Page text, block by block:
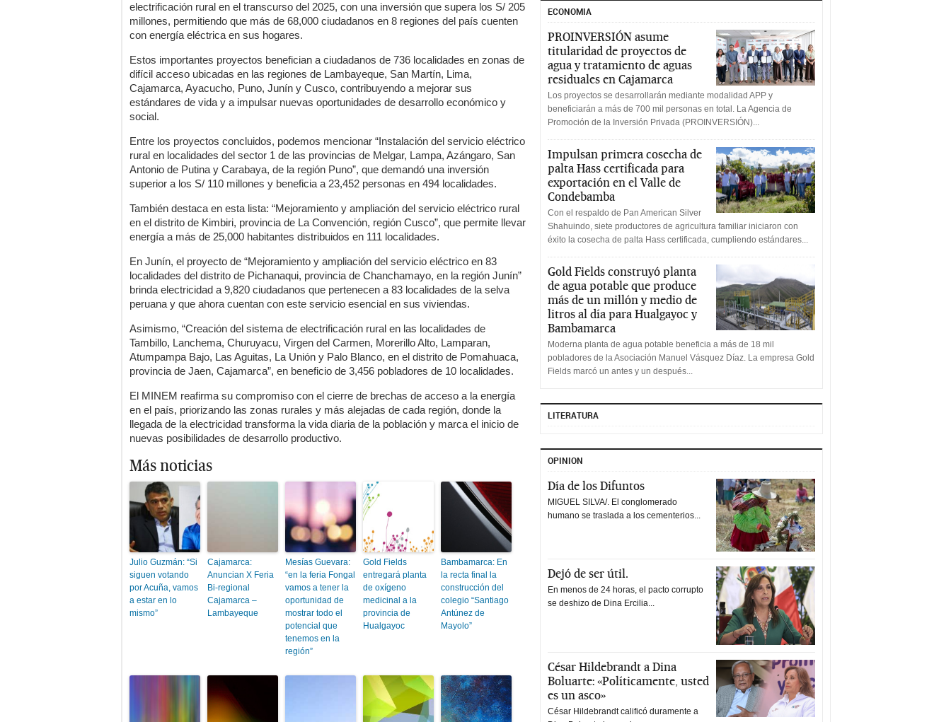
electrificación rural en el transcurso del 2025, con una inversión que supera los S/ 205
millones, permitiendo que más de 68,000 ciudadanos en 8 regiones del país cuenten
con energía eléctrica en sus hogares.
Estos importantes proyectos benefician a ciudadanos de 736 localidades en zonas de
difícil acceso ubicadas en las regiones de Lambayeque, San Martín, Lima,
Cajamarca, Ayacucho, Puno, Junín y Cusco, contribuyendo a mejorar sus
estándares de vida y a impulsar nuevas oportunidades de desarrollo económico y
social.
Entre los proyectos concluidos, podemos mencionar “Instalación del servicio eléctrico
rural en localidades del sector 1 de las provincias de Melgar, Lampa, Azángaro, San
Antonio de Putina y Carabaya, de la región Puno”, que demandó una inversión
superior a los S/ 110 millones y beneficia a 23,452 personas en 494 localidades.
También destaca en esta lista: “Mejoramiento y ampliación del servicio eléctrico rural
en el distrito de Kimbiri, provincia de La Convención, región Cusco”, que permite llevar
energía a más de 25,000 habitantes distribuidos en 111 localidades.
En Junín, el proyecto de “Mejoramiento y ampliación del servicio eléctrico en 83
localidades del distrito de Pichanaqui, provincia de Chanchamayo, en la región Junín”
brinda electricidad a 9,820 ciudadanos que pertenecen a 83 localidades de la selva
peruana y que ahora cuentan con este servicio esencial en sus viviendas.
Asimismo, “Creación del sistema de electrificación rural en las localidades de
Tambillo, Lanchema, Churuyacu, Virgen del Carmen, Morerillo Alto, Lamparan,
Atumpampa Bajo, Las Aguitas, La Unión y Palo Blanco, en el distrito de Pomahuaca,
provincia de Jaen, Cajamarca”, en beneficio de 3,456 pobladores de 10 localidades.
El MINEM reafirma su compromiso con el cierre de brechas de acceso a la energía
en el país, priorizando las zonas rurales y más alejadas de cada región, donde la
llegada de la electricidad transforma la vida diaria de la población y marca el inicio de
nuevas posibilidades de desarrollo productivo.
Más noticias
Julio Guzmán: “Si
siguen votando
por Acuña, vamos
a estar en lo
mismo”
Cajamarca:
Anuncian X Feria
Bi-regional
Cajamarca –
Lambayeque
Mesías Guevara:
“en la feria Fongal
vamos a tener la
oportunidad de
mostrar todo el
potencial que
tenemos en la
región”
Gold Fields
entregará planta
de oxígeno
medicinal a la
provincia de
Hualgayoc
Bambamarca: En
la recta final la
construcción del
colegio “Santiago
Antúnez de
Mayolo”
ECONOMIA
PROINVERSIÓN asume
titularidad de proyectos de
agua y tratamiento de aguas
residuales en Cajamarca
Los proyectos se desarrollarán mediante modalidad APP y
beneficiarán a más de 700 mil personas en total. La Agencia de
Promoción de la Inversión Privada (PROINVERSIÓN)...
Impulsan primera cosecha de
palta Hass certificada para
exportación en el Valle de
Condebamba
Con el respaldo de Pan American Silver
Shahuindo, siete productores de agricultura familiar iniciaron con
éxito la cosecha de palta Hass certificada, cumpliendo estándares...
Gold Fields construyó planta
de agua potable que produce
más de un millón y medio de
litros al día para Hualgayoc y
Bambamarca
Moderna planta de agua potable beneficia a más de 18 mil
pobladores de la Asociación Manuel Vásquez Díaz. La empresa Gold
Fields marcó un antes y un después...
LITERATURA
OPINION
Día de los Difuntos
MIGUEL SILVA/. El conglomerado
humano se traslada a los cementerios...
Dejó de ser útil.
En menos de 24 horas, el pacto corrupto
se deshizo de Dina Ercilia...
César Hildebrandt a Dina
Boluarte: «Políticamente, usted
es un asco»
César Hildebrandt calificó duramente a